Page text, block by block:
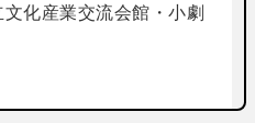
文化産業交流会館・小劇